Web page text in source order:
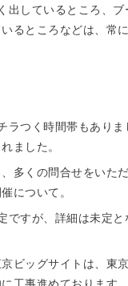
出しているところ、ブ
るところなどは、常
ラつく時間帯もありま
ました。
多くの問合せをいた
について。
ですが、詳細は未定と
ビッグサイトは、東